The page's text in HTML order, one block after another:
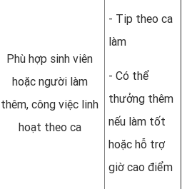
Phù hợp sinh viên
hoặc người làm
thêm, công việc linh
hoạt theo ca
- Tip theo ca
làm
- Có thể
thưởng thêm
nếu làm tốt
hoặc hỗ trợ
giờ cao điểm